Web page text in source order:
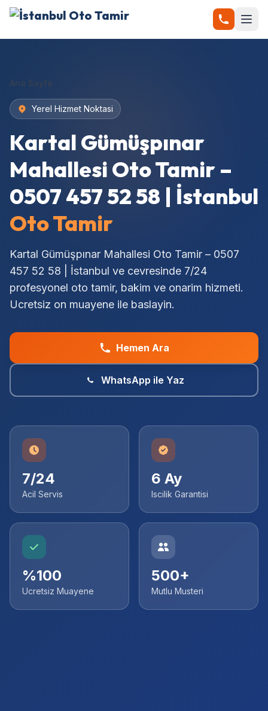
Ana Sayfa
Yerel Hizmet Noktasi
Kartal Gümüşpınar
Mahallesi Oto Tamir –
0507 457 52 58 | İstanbul
Oto Tamir
Kartal Gümüşpınar Mahallesi Oto Tamir – 0507
457 52 58 | İstanbul ve cevresinde 7/24
profesyonel oto tamir, bakim ve onarim hizmeti.
Ucretsiz on muayene ile baslayin.
Hemen Ara
WhatsApp ile Yaz
7/24
Acil Servis
6 Ay
Iscilik Garantisi
%100
Ucretsiz Muayene
500+
Mutlu Musteri